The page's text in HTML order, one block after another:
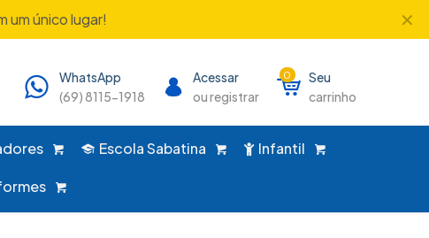
um único lugar! ✕
WhatsApp
(69) 8115-1918
Acessar
ou registrar
0
Seu
carrinho
Escola Sabatina Infantil